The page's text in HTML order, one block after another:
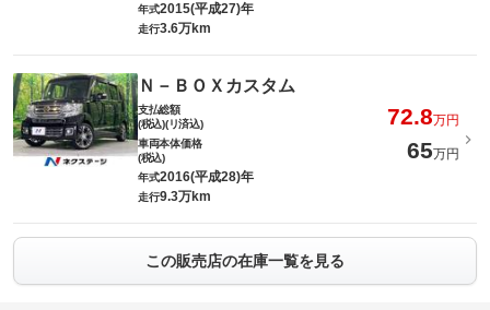
年式2015(平成27)年
走行3.6万km
Ｎ－ＢＯＸカスタム
支払総額
(税込)(リ済込)
72.8万円
車両本体価格
(税込)
65万円
年式2016(平成28)年
走行9.3万km
この販売店の在庫一覧を見る